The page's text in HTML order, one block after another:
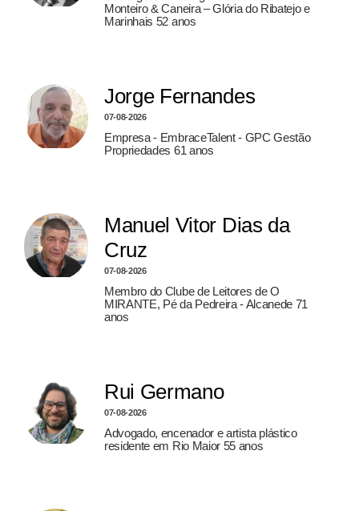
Monteiro & Caneira – Glória do Ribatejo e
Marinhais 52 anos
Jorge Fernandes
07-08-2026
Empresa - EmbraceTalent - GPC Gestão
Propriedades 61 anos
Manuel Vitor Dias da
Cruz
07-08-2026
Membro do Clube de Leitores de O
MIRANTE, Pé da Pedreira - Alcanede 71
anos
Rui Germano
07-08-2026
Advogado, encenador e artista plástico
residente em Rio Maior 55 anos